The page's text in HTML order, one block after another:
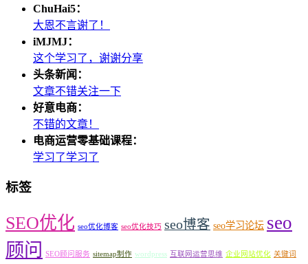
ChuHai5：
大恩不言谢了！
iMJMJ：
这个学习了，谢谢分享
头条新闻：
文章不错关注一下
好意电商：
不错的文章！
电商运营零基础课程：
学习了学习了
标签
SEO优化 seo优化博客 seo优化技巧 seo博客 seo学习论坛 seo
顾问
SEO顾问服务 sitemap制作 wordpress 互联网运营思维 企业网站优化 关键词